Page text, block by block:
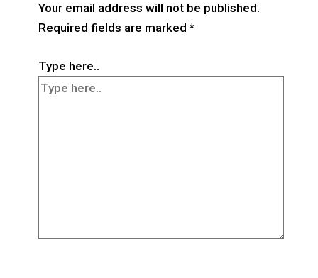
Your email address will not be published.
Required fields are marked *
Type here..